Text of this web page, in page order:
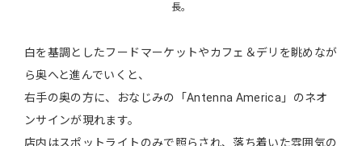
長。
白を基調としたフードマーケットやカフェ＆デリを眺めなが
ら奥へと進んでいくと、
右手の奥の方に、おなじみの「Antenna America」のネオ
ンサインが現れます。
店内はスポットライトのみで照らされ、落ち着いた雰囲気の